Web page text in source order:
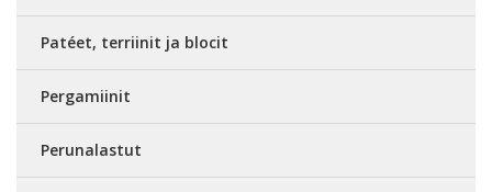
Patéet, terriinit ja blocit
Pergamiinit
Perunalastut